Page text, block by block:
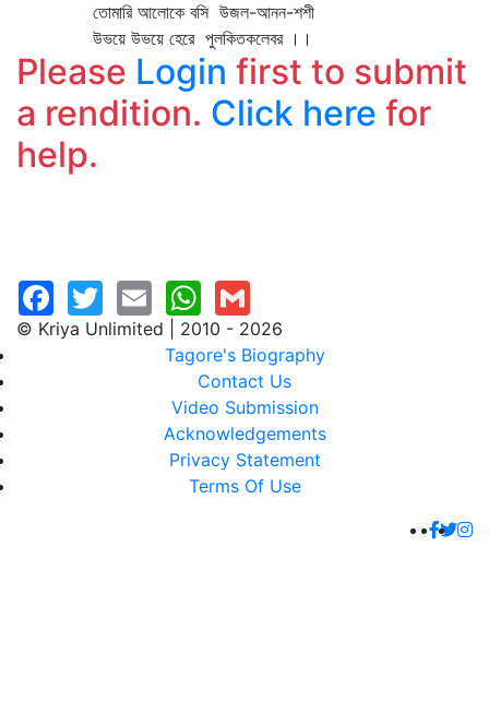
তোমারি আলোকে বসি উজল-আনন-শশী
উভয়ে উভয়ে হেরে পুলকিতকলেবর ।।
Please Login first to submit
a rendition. Click here for
help.
© Kriya Unlimited | 2010 - 2026
Tagore's Biography
Contact Us
Video Submission
Acknowledgements
Privacy Statement
Terms Of Use